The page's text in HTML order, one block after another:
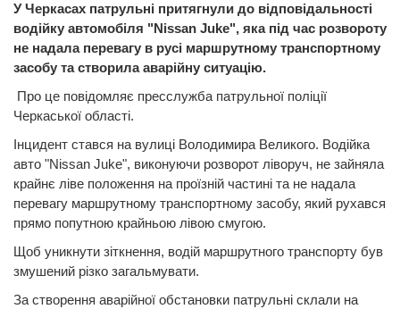
У Черкасах патрульні притягнули до відповідальності
водійку автомобіля "Nissan Juke", яка під час розвороту
не надала перевагу в русі маршрутному транспортному
засобу та створила аварійну ситуацію.
Про це повідомляє пресслужба патрульної поліції
Черкаської області.
Інцидент стався на вулиці Володимира Великого. Водійка
авто "Nissan Juke", виконуючи розворот ліворуч, не зайняла
крайнє ліве положення на проїзній частині та не надала
перевагу маршрутному транспортному засобу, який рухався
прямо попутною крайньою лівою смугою.
Щоб уникнути зіткнення, водій маршрутного транспорту був
змушений різко загальмувати.
За створення аварійної обстановки патрульні склали на